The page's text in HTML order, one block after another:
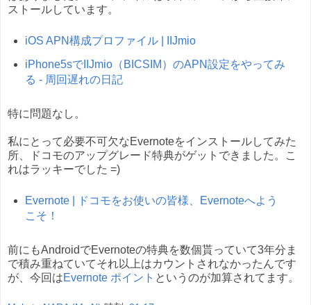
ストールしています。
iOS APN構成プロファイル | IIJmio
iPhone5sでIIJmio（BICSIM）のAPN設定をやってみ
る - 周回遅れの日記
特に問題なし。
私にとって必要不可欠なEvernoteをインストールしてみた
所、ドコモのアップグレード特典がゲットできました。こ
れはラッキーでした =)
Evernote | ドコモをお使いの皆様、Evernoteへよう
こそ！
前にもAndroidでEvernoteの特典を数個貰っていて3年分ま
で積み重ねていてそれ以上はカウントされなかったんです
が、今回はEvernote ポイント というのが加算されてます。